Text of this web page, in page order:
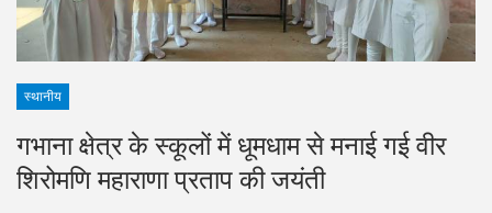
स्थानीय
गभाना क्षेत्र के स्कूलों में धूमधाम से मनाई गई वीर
शिरोमणि महाराणा प्रताप की जयंती